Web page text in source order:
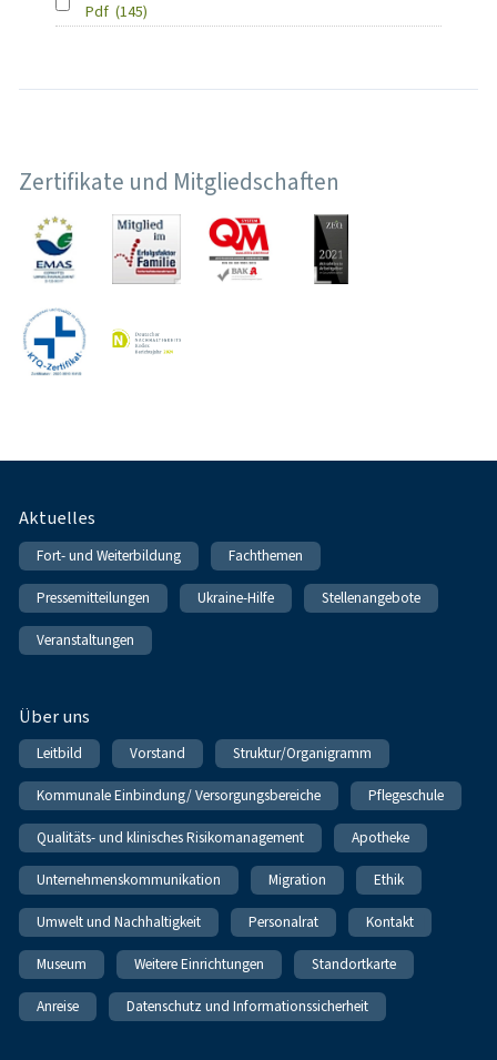
Pdf (145)
Zertifikate und Mitgliedschaften
Fußnavigation
Aktuelles
Fort- und Weiterbildung Fachthemen
Pressemitteilungen Ukraine-Hilfe Stellenangebote
Veranstaltungen
Über uns
Leitbild Vorstand Struktur/Organigramm
Kommunale Einbindung/ Versorgungsbereiche Pflegeschule
Qualitäts- und klinisches Risikomanagement Apotheke
Unternehmenskommunikation Migration Ethik
Umwelt und Nachhaltigkeit Personalrat Kontakt
Museum Weitere Einrichtungen Standortkarte
Anreise Datenschutz und Informationssicherheit